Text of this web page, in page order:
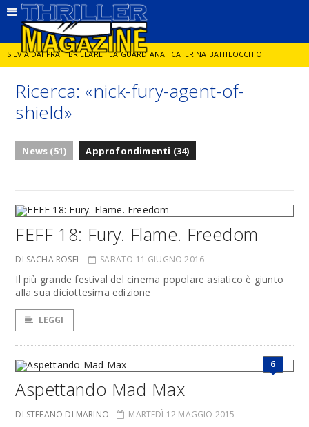
SILVIA DAI PRA' BRILLARE LA GUARDIANA CATERINA BATTILOCCHIO
JORGE DIAZ LA SPIA DELITTO IN CORNICE GIANCARLO DE CATALDO
DIEGO ZANDEL GLI ANNI DI PIETRA
Ricerca: «nick-fury-agent-of-
shield»
News (51) Approfondimenti (34)
FEFF 18: Fury. Flame. Freedom
DI SACHA ROSEL SABATO 11 GIUGNO 2016
Il più grande festival del cinema popolare asiatico è giunto
alla sua diciottesima edizione
LEGGI
6
Aspettando Mad Max
DI STEFANO DI MARINO MARTEDÌ 12 MAGGIO 2015